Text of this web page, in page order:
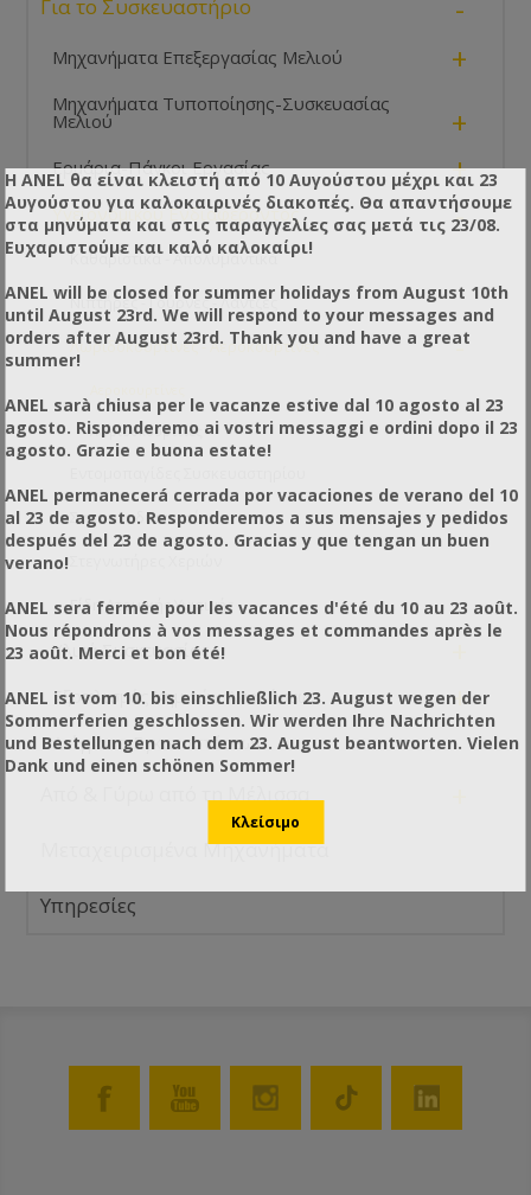
Για το Συσκευαστήριο -
Μηχανήματα Επεξεργασίας Μελιού +
Μηχανήματα Τυποποίησης-Συσκευασίας
Μελιού +
Ερμάρια-Πάγκοι Εργασίας +
Υγειονομικού Ενδιαφέροντος -
Καθαριστικά - Απολυμαντικά
Νιπτήρες - Γούρνες - Λάντζες
Λωριδοκουρτίνες - Αεροκουρτίνες -
Λωριδοκουρτίνες
Σαπουνοδιανομείς
Είδη Ατομικής Υγιεινής
Υλικά Συσκευασίας
Εξοπλισμός Χημικών Αναλύσεων +
Δείγματα Εγκαταστάσεων
Από & Γύρω από τη Μέλισσα
Μεταχειρισμένα Μηχανήματα
Υπηρεσίες
Η ANEL θα είναι κλειστή από 10 Αυγούστου μέχρι και 23
Αυγούστου για καλοκαιρινές διακοπές. Θα απαντήσουμε
στα μηνύματα και στις παραγγελίες σας μετά τις 23/08.
Ευχαριστούμε και καλό καλοκαίρι!
ANEL will be closed for summer holidays from August 10th
until August 23rd. We will respond to your messages and
orders after August 23rd. Thank you and have a great
summer!
ANEL sarà chiusa per le vacanze estive dal 10 agosto al 23
agosto. Risponderemo ai vostri messaggi e ordini dopo il 23
agosto. Grazie e buona estate!
ANEL permanecerá cerrada por vacaciones de verano del 10
al 23 de agosto. Responderemos a sus mensajes y pedidos
después del 23 de agosto. Gracias y que tengan un buen
verano!
ANEL sera fermée pour les vacances d'été du 10 au 23 août.
Nous répondrons à vos messages et commandes après le
23 août. Merci et bon été!
ANEL ist vom 10. bis einschließlich 23. August wegen der
Sommerferien geschlossen. Wir werden Ihre Nachrichten
und Bestellungen nach dem 23. August beantworten. Vielen
Dank und einen schönen Sommer!